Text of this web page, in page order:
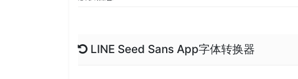
LINE Seed Sans App字体转换器